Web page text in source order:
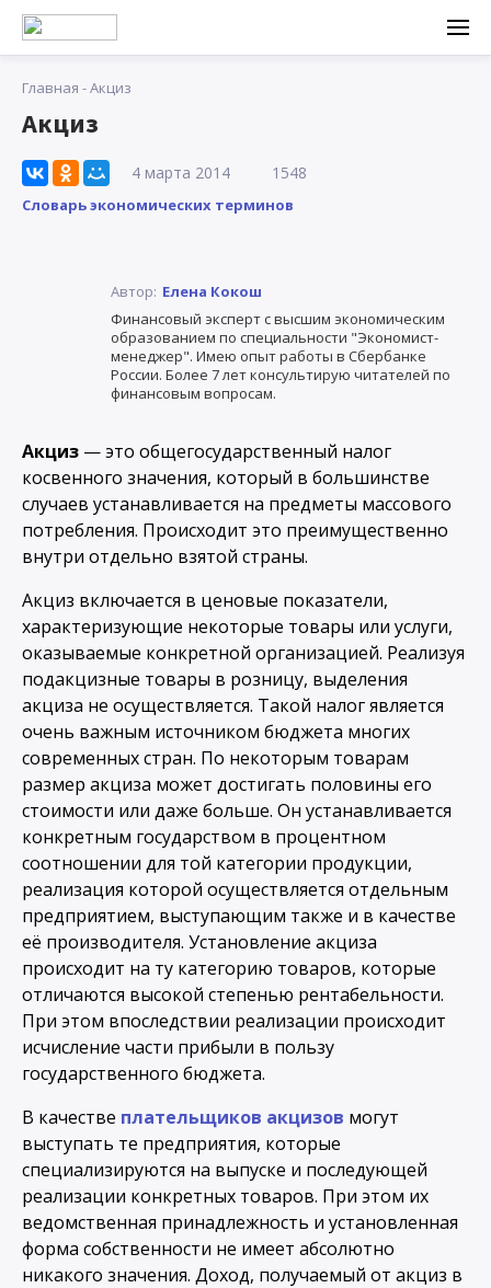
Главная -Акциз
Акциз
4 марта 2014 1548
Словарь экономических терминов
Автор: Елена Кокош
Финансовый эксперт с высшим экономическим
образованием по специальности "Экономист-
менеджер". Имею опыт работы в Сбербанке
России. Более 7 лет консультирую читателей по
финансовым вопросам.
Акциз — это общегосударственный налог
косвенного значения, который в большинстве
случаев устанавливается на предметы массового
потребления. Происходит это преимущественно
внутри отдельно взятой страны.
Акциз включается в ценовые показатели,
характеризующие некоторые товары или услуги,
оказываемые конкретной организацией. Реализуя
подакцизные товары в розницу, выделения
акциза не осуществляется. Такой налог является
очень важным источником бюджета многих
современных стран. По некоторым товарам
размер акциза может достигать половины его
стоимости или даже больше. Он устанавливается
конкретным государством в процентном
соотношении для той категории продукции,
реализация которой осуществляется отдельным
предприятием, выступающим также и в качестве
её производителя. Установление акциза
происходит на ту категорию товаров, которые
отличаются высокой степенью рентабельности.
При этом впоследствии реализации происходит
исчисление части прибыли в пользу
государственного бюджета.
В качестве плательщиков акцизов могут
выступать те предприятия, которые
специализируются на выпуске и последующей
реализации конкретных товаров. При этом их
ведомственная принадлежность и установленная
форма собственности не имеет абсолютно
никакого значения. Доход, получаемый от акциз в